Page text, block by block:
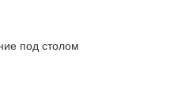
под столом